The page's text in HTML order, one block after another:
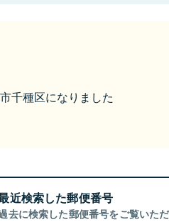
千種区になりました
近検索した郵便番号
去に検索した郵便番号をご覧いただ